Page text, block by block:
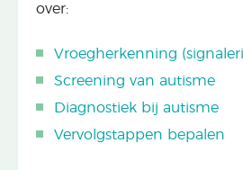
over:
Vroegherkenning
Screening van autisme
Diagnostiek bij autisme
Vervolgstappen bepalen